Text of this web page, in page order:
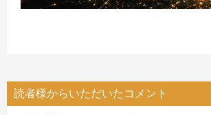
読者様からいただいたコメント